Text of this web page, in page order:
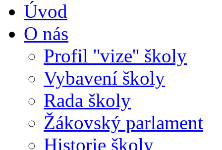
Úvod
O nás
Profil ''vize'' školy
Vybavení školy
Rada školy
Žákovský parlament
Historie školy